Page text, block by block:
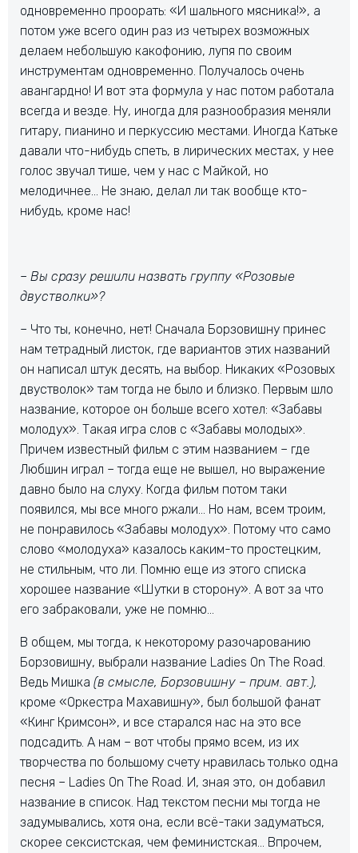
одновременно проорать: «И шального мясника!», а
потом уже всего один раз из четырех возможных
делаем небольшую какофонию, лупя по своим
инструментам одновременно. Получалось очень
авангардно! И вот эта формула у нас потом работала
всегда и везде. Ну, иногда для разнообразия меняли
гитару, пианино и перкуссию местами. Иногда Катьке
давали что-нибудь спеть, в лирических местах, у нее
голос звучал тише, чем у нас с Майкой, но
мелодичнее… Не знаю, делал ли так вообще кто-
нибудь, кроме нас!
– Вы сразу решили назвать группу «Розовые
двустволки»?
– Что ты, конечно, нет! Сначала Борзовишну принес
нам тетрадный листок, где вариантов этих названий
он написал штук десять, на выбор. Никаких «Розовых
двустволок» там тогда не было и близко. Первым шло
название, которое он больше всего хотел: «Забавы
молодух». Такая игра слов с «Забавы молодых».
Причем известный фильм с этим названием – где
Любшин играл – тогда еще не вышел, но выражение
давно было на слуху. Когда фильм потом таки
появился, мы все много ржали… Но нам, всем троим,
не понравилось «Забавы молодух». Потому что само
слово «молодуха» казалось каким-то простецким,
не стильным, что ли. Помню еще из этого списка
хорошее название «Шутки в сторону». А вот за что
его забраковали, уже не помню…
В общем, мы тогда, к некоторому разочарованию
Борзовишну, выбрали название Ladies On The Road.
Ведь Мишка (в смысле, Борзовишну – прим. авт.),
кроме «Оркестра Махавишну», был большой фанат
«Кинг Кримсон», и все старался нас на это все
подсадить. А нам – вот чтобы прямо всем, из их
творчества по большому счету нравилась только одна
песня – Ladies On The Road. И, зная это, он добавил
название в список. Над текстом песни мы тогда не
задумывались, хотя она, если всё-таки задуматься,
скорее сексистская, чем феминистская… Впрочем,